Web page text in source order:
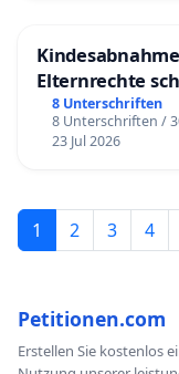
Radio Sunshine
Uhr, 30.10.24
"Grosser
neue Seilbahn
Andreas Schmid,
"Es braucht den
Leserbrief
Elternrechte
8 Unterschriften
8 Unterschriften /
23 Jul 2026
1 2 3 4
Petitionen.com
Erstellen Sie kostenlos